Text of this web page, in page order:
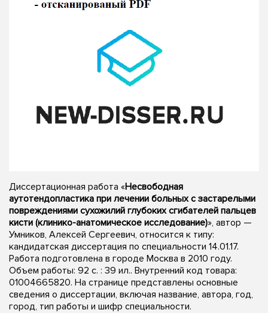
Диссертационная работа «Несвободная
аутотендопластика при лечении больных с застарелыми
повреждениями сухожилий глубоких сгибателей пальцев
кисти (клинико-анатомическое исследование)», автор —
Умников, Алексей Сергеевич, относится к типу:
кандидатская диссертация по специальности 14.01.17.
Работа подготовлена в городе Москва в 2010 году.
Объем работы: 92 с. : 39 ил.. Внутренний код товара:
01004665820. На странице представлены основные
сведения о диссертации, включая название, автора, год,
город, тип работы и шифр специальности.